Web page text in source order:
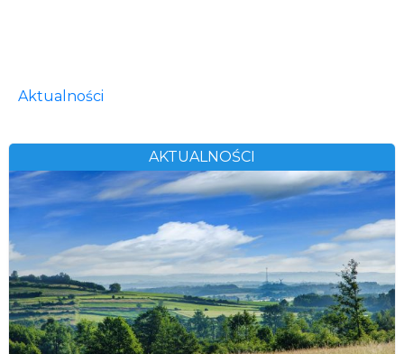
Aktualności
AKTUALNOŚCI